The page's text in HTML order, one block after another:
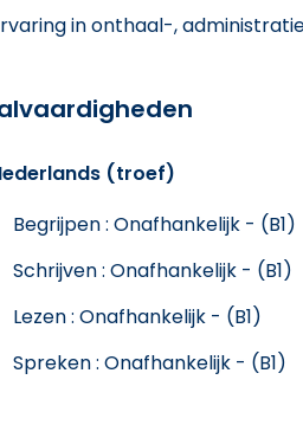
in onthaal-,
(troef)
Begrijpen : Onafhankelijk - (B1)
Schrijven : Onafhankelijk - (B1)
Lezen : Onafhankelijk - (B1)
Spreken : Onafhankelijk - (B1)